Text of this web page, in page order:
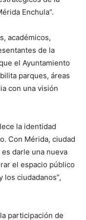
Enchula”.
académicos,
de la
el Ayuntamiento
parques, áreas
con una visión
la identidad
Con Mérida, ciudad
darle una nueva
el espacio público
los ciudadanos”,
participación de